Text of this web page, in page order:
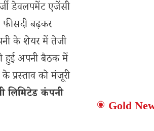
डेवलपमेंट एजेंसी
फीसदी बढ़कर
के शेयर में तेजी
हुई अपनी बैठक में
प्रस्ताव को मंजूरी
लिमिटेड कंपनी
Gold